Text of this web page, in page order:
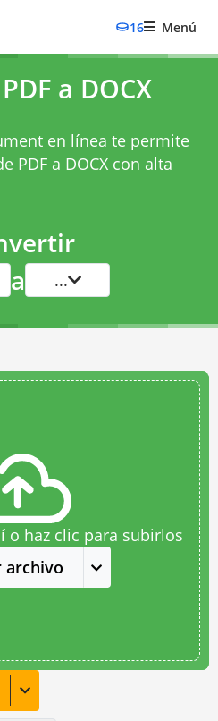
16 Menú
a DOCX
en línea te permite
PDF a DOCX con alta
a ...
o haz clic para subirlos
archivo